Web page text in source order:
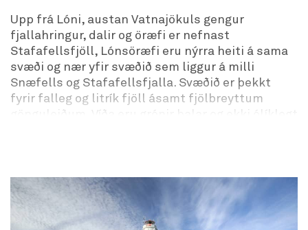
Upp frá Lóni, austan Vatnajökuls gengur
fjallahringur, dalir og öræfi er nefnast
Stafafellsfjöll, Lónsöræfi eru nýrra heiti á sama
svæði og nær yfir svæðið sem liggur á milli
Snæfells og Stafafellsfjalla. Svæðið er þekkt
fyrir falleg og litrík fjöll ásamt fjölbreyttum